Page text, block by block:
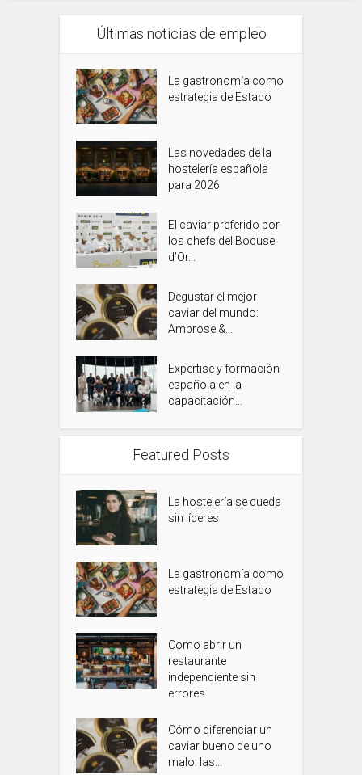
Últimas noticias de empleo
La gastronomía como
estrategia de Estado
Las novedades de la
hostelería española
para 2026
El caviar preferido por
los chefs del Bocuse
d’Or...
Degustar el mejor
caviar del mundo:
Ambrose &...
Expertise y formación
española en la
capacitación...
Featured Posts
La hostelería se queda
sin líderes
La gastronomía como
estrategia de Estado
Como abrir un
restaurante
independiente sin
errores
Cómo diferenciar un
caviar bueno de uno
malo: las...